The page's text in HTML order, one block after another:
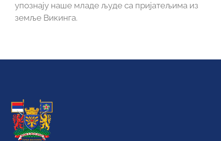
упознају наше младе људе са пријатељима из
земље Викинга.